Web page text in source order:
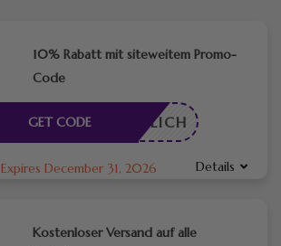
10% Rabatt mit siteweitem Promo-
Code
RDERLICH
GET CODE
Expires December 31, 2026 Details
Kostenloser Versand auf alle